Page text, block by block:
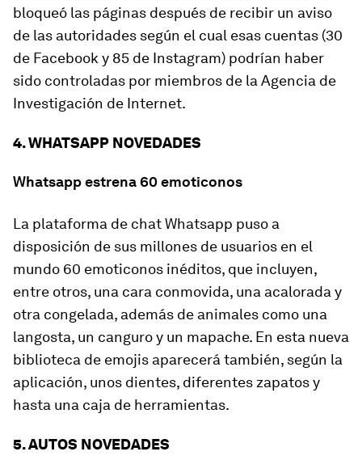
bloqueó las páginas después de recibir un aviso
de las autoridades según el cual esas cuentas (30
de Facebook y 85 de Instagram) podrían haber
sido controladas por miembros de la Agencia de
Investigación de Internet.
4. WHATSAPP NOVEDADES
Whatsapp estrena 60 emoticonos
La plataforma de chat Whatsapp puso a
disposición de sus millones de usuarios en el
mundo 60 emoticonos inéditos, que incluyen,
entre otros, una cara conmovida, una acalorada y
otra congelada, además de animales como una
langosta, un canguro y un mapache. En esta nueva
biblioteca de emojis aparecerá también, según la
aplicación, unos dientes, diferentes zapatos y
hasta una caja de herramientas.
5. AUTOS NOVEDADES